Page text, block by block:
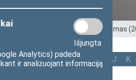
Išjungta
Analytics) padeda
ir analizuojant informaciją
>Ankstesnės kadencijos > XIII Seimas
A Ą B Č D G J K